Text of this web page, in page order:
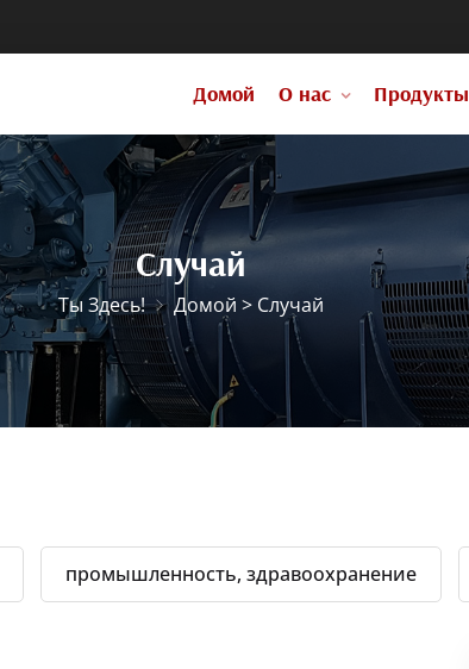
Домой О нас Продукты
Случай
Ты Здесь! Домой > Случай
промышленность, здравоохранение